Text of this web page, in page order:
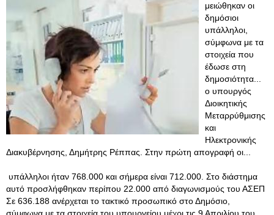
μειώθηκαν οι
δημόσιοι
υπάλληλοι,
σύμφωνα με τα
στοιχεία που
έδωσε στη
δημοσιότητα...
ο υπουργός
Διοικητικής
Μεταρρύθμισης
και
Ηλεκτρονικής
Διακυβέρνησης, Δημήτρης Ρέππας. Στην πρώτη απογραφή οι...
υπάλληλοι ήταν 768.000 και σήμερα είναι 712.000. Στο διάστημα
αυτό προσλήφθηκαν περίπου 22.000 από διαγωνισμούς του ΑΣΕΠ
Σε 636.188 ανέρχεται το τακτικό προσωπικό στο Δημόσιο,